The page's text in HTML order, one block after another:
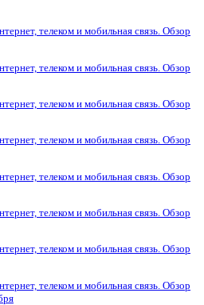
телеком и мобильная связь. Обзор
телеком и мобильная связь. Обзор
телеком и мобильная связь. Обзор
телеком и мобильная связь. Обзор
телеком и мобильная связь. Обзор
телеком и мобильная связь. Обзор
телеком и мобильная связь. Обзор
телеком и мобильная связь. Обзор